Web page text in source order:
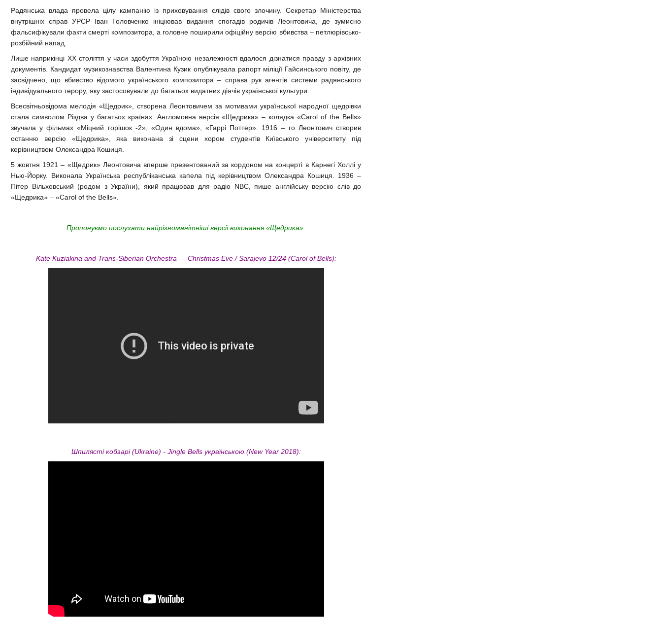
Радянська влада провела цілу кампанію із приховування слідів свого злочину. Секретар Міністерства
внутрішніх справ УРСР Іван Головченко ініціював видання спогадів родичів Леонтовича, де зумисно
фальсифікували факти смерті композитора, а головне поширили офіційну версію вбивства – петлюрівсько-
розбійний напад.
Лише наприкінці ХХ століття у часи здобуття Україною незалежності вдалося дізнатися правду з архівних
документів. Кандидат музикознавства Валентина Кузик опублікувала рапорт міліції Гайсинського повіту, де
засвідчено, що вбивство відомого українського композитора – справа рук агентів системи радянського
індивідуального терору, яку застосовували до багатьох видатних діячів української культури.
Всесвітньовідома мелодія «Щедрик», створена Леонтовичем за мотивами української народної щедрівки
стала символом Різдва у багатьох країнах. Англомовна версія «Щедрика» – колядка «Carol of the Bells»
звучала у фільмах «Міцний горішок -2», «Один вдома», «Гаррі Поттер». 1916 – го Леонтович створив
останню версію «Щедрика», яка виконана зі сцени хором студентів Київського університету під
керівництвом Олександра Кошиця.
5 жовтня 1921 – «Щедрик» Леонтовича вперше презентований за кордоном на концерті в Карнегі Холлі у
Нью-Йорку. Виконала Українська республіканська капела під керівництвом Олександра Кошиця. 1936 –
Пітер Вільховський (родом з України), який працював для радіо NBC, пише англійську версію слів до
«Щедрика» – «Carol of the Bells».
Пропонуємо послухати найрізноманітніші версії виконання «Щедрика»:
Kate Kuziakina and Trans-Siberian Orchestra — Christmas Eve / Sarajevo 12/24 (Carol of Bells):
Шпилясті кобзарі (Ukraine) - Jingle Bells українською (New Year 2018):